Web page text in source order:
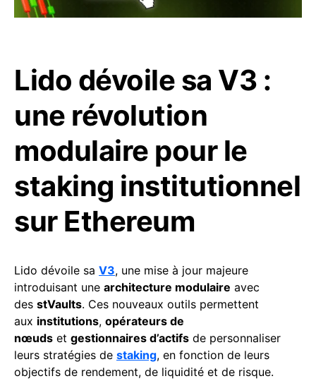
Lido dévoile sa V3 :
une révolution
modulaire pour le
staking institutionnel
sur Ethereum
Lido dévoile sa V3, une mise à jour majeure
introduisant une architecture modulaire avec
des stVaults. Ces nouveaux outils permettent
aux institutions, opérateurs de
nœuds et gestionnaires d’actifs de personnaliser
leurs stratégies de staking, en fonction de leurs
objectifs de rendement, de liquidité et de risque.